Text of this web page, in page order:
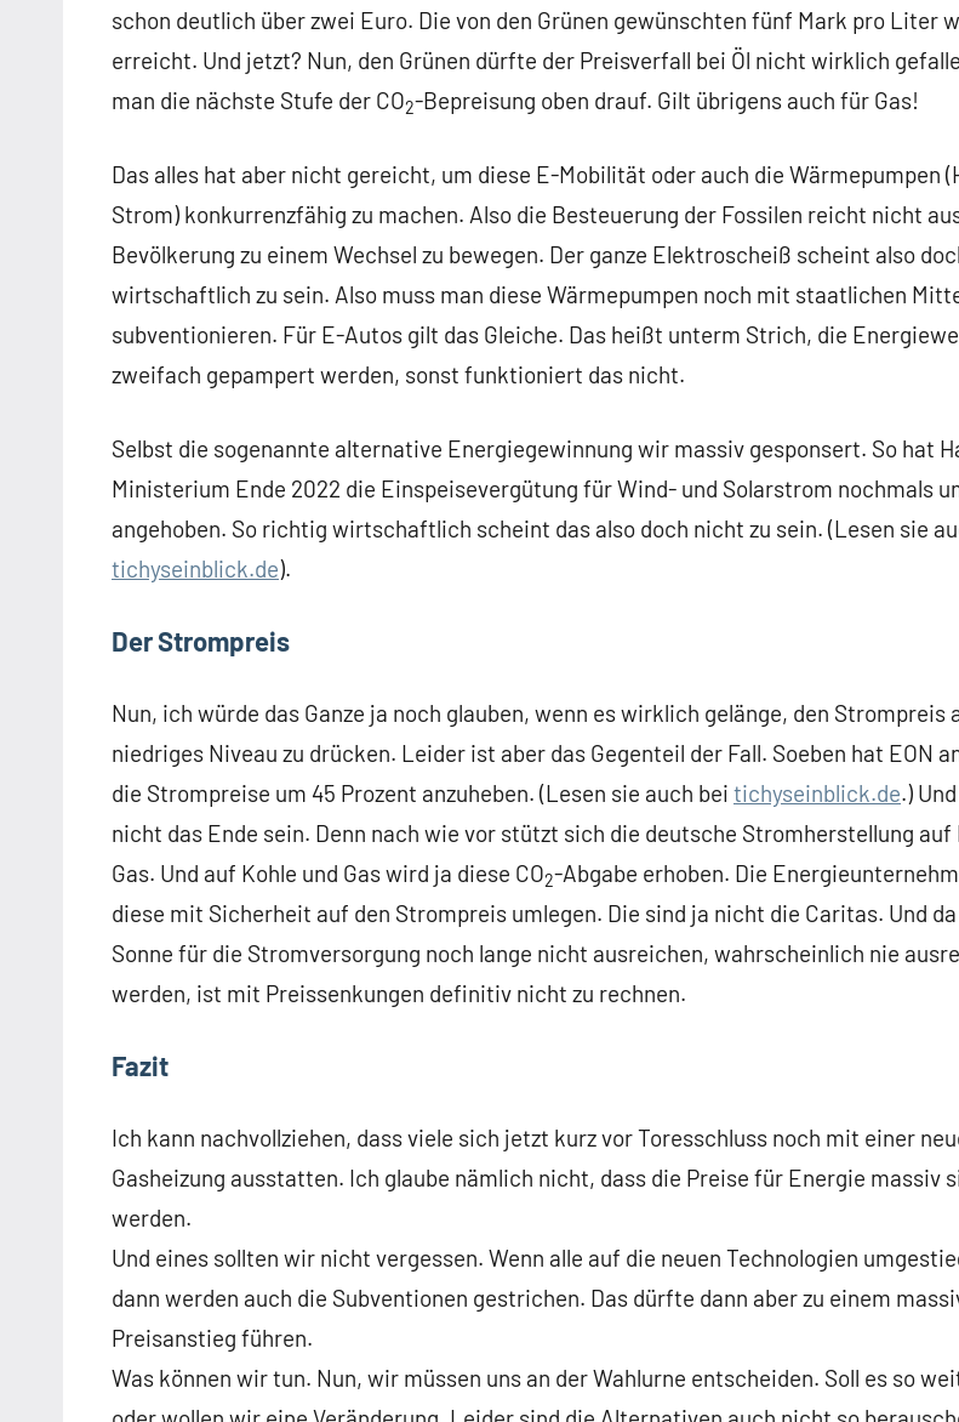
schon deutlich über zwei Euro. Die von den Grünen gewünschten fünf Mark pro Liter
erreicht. Und jetzt? Nun, den Grünen dürfte der Preisverfall bei Öl nicht wirklich
man die nächste Stufe der CO2-Bepreisung oben drauf. Gilt übrigens auch für Gas!
Das alles hat aber nicht gereicht, um diese E-Mobilität oder auch die Wärmepumpen
Strom) konkurrenzfähig zu machen. Also die Besteuerung der Fossilen reicht nicht
Bevölkerung zu einem Wechsel zu bewegen. Der ganze Elektroscheiß scheint also
wirtschaftlich zu sein. Also muss man diese Wärmepumpen noch mit staatlichen
subventionieren. Für E-Autos gilt das Gleiche. Das heißt unterm Strich, die
zweifach gepampert werden, sonst funktioniert das nicht.
Selbst die sogenannte alternative Energiegewinnung wir massiv gesponsert. So hat
Ministerium Ende 2022 die Einspeisevergütung für Wind- und Solarstrom nochmals
angehoben. So richtig wirtschaftlich scheint das also doch nicht zu sein. (Lesen sie
tichyseinblick.de).
Der Strompreis
Nun, ich würde das Ganze ja noch glauben, wenn es wirklich gelänge, den Strompreis
niedriges Niveau zu drücken. Leider ist aber das Gegenteil der Fall. Soeben hat EON
die Strompreise um 45 Prozent anzuheben. (Lesen sie auch bei tichyseinblick.de.)
nicht das Ende sein. Denn nach wie vor stützt sich die deutsche Stromherstellung auf
Gas. Und auf Kohle und Gas wird ja diese CO2-Abgabe erhoben. Die
diese mit Sicherheit auf den Strompreis umlegen. Die sind ja nicht die Caritas. Und
Sonne für die Stromversorgung noch lange nicht ausreichen, wahrscheinlich nie
werden, ist mit Preissenkungen definitiv nicht zu rechnen.
Fazit
Ich kann nachvollziehen, dass viele sich jetzt kurz vor Toresschluss noch mit einer
Gasheizung ausstatten. Ich glaube nämlich nicht, dass die Preise für Energie massiv
werden.
Und eines sollten wir nicht vergessen. Wenn alle auf die neuen Technologien
dann werden auch die Subventionen gestrichen. Das dürfte dann aber zu einem
Preisanstieg führen.
Was können wir tun. Nun, wir müssen uns an der Wahlurne entscheiden. Soll es so